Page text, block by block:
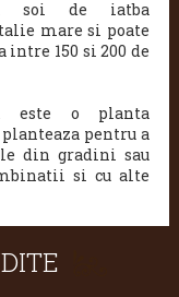
soi de iatba
mare si poate
150 si 200 de
este o planta
pentru a
din gradini sau
si cu alte